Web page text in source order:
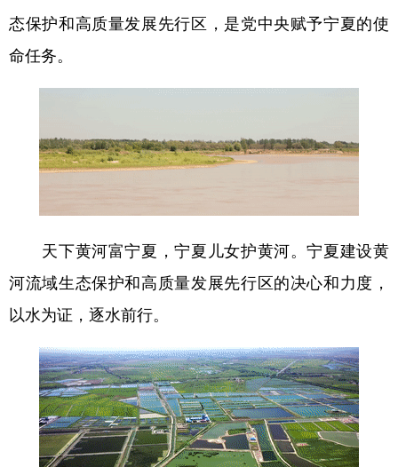
态保护和高质量发展先行区，是党中央赋予宁夏的使
命任务。
天下黄河富宁夏，宁夏儿女护黄河。宁夏建设黄
河流域生态保护和高质量发展先行区的决心和力度，
以水为证，逐水前行。